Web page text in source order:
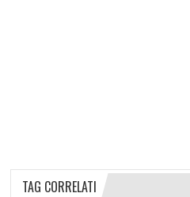
TAG CORRELATI